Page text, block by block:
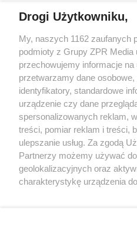
Żaden utwór zamieszczony w
rozpowszechniany lub dalej
tym także elektroniczny lub
eksploatacji w jakiejkolwiek formie,
Internecie bez pisemnej zgody
wykorzystanie utworów w całości lub
tzn. bez właściwej zgody, jest
ścigane prawnie.
Drogi Użytkowniku,
My, naszych 1162 zaufanych
podmioty z Grupy ZPR
przechowujemy informacje na
przetwarzamy dane
identyfikatory, standardowe
urządzenie czy dane
spersonalizowanych reklam,
treści, pomiar reklam i treści,
ulepszanie usług. Za zgodą
Partnerzy możemy używać
geolokalizacyjnych oraz
charakterystykę urządzenia